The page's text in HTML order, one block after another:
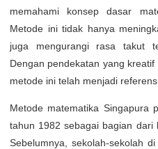
memahami konsep dasar
Metode ini tidak hanya
juga mengurangi rasa takut
Dengan pendekatan yang
metode ini telah menjadi
Metode matematika Singapura
tahun 1982 sebagai bagian dari
Sebelumnya, sekolah-sekolah